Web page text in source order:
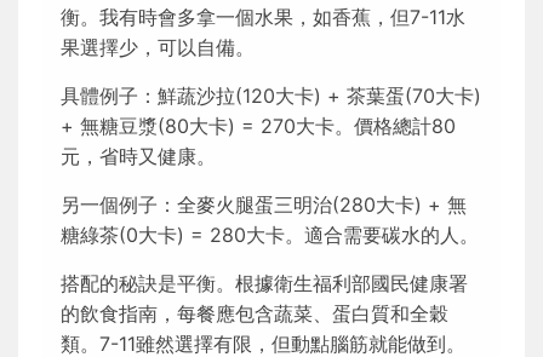
衡。我有時會多拿一個水果，如香蕉，但7-11水
果選擇少，可以自備。
具體例子：鮮蔬沙拉(120大卡) + 茶葉蛋(70大卡)
+ 無糖豆漿(80大卡) = 270大卡。價格總計80
元，省時又健康。
另一個例子：全麥火腿蛋三明治(280大卡) + 無
糖綠茶(0大卡) = 280大卡。適合需要碳水的人。
搭配的秘訣是平衡。根據衛生福利部國民健康署
的飲食指南，每餐應包含蔬菜、蛋白質和全穀
類。7-11雖然選擇有限，但動點腦筋就能做到。